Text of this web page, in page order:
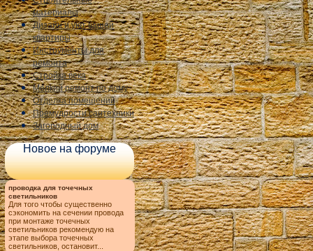
материалы
Дизайн и уют вашей
квартиры
Инструменты для
ремонта
Стройка века
Мелкий ремонт по дому
Отделка помещений
Премудрости сантехники
Загородный дом
Новое на форуме
проводка для точечных
светильников
Для того чтобы существенно
сэкономить на сечении провода
при монтаже точечных
светильников рекомендую на
этапе выбора точечных
светильников, остановит...